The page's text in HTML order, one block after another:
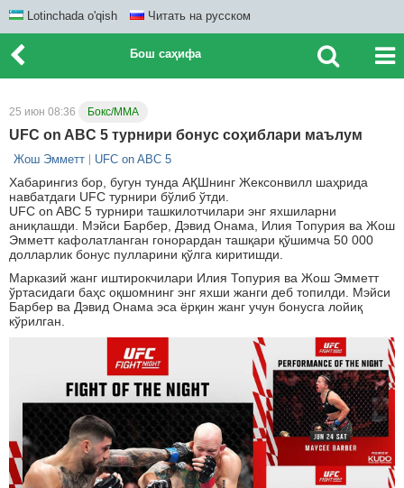
Lotinchada o'qish Читать на русском
Бош саҳифа
25 июн 08:36 Бокс/ММА
UFC on ABC 5 турнири бонус соҳиблари маълум
Жош Эмметт UFC on ABC 5
Хабарингиз бор, бугун тунда АҚШнинг Жексонвилл шаҳрида
навбатдаги UFC турнири бўлиб ўтди.
UFC on ABC 5 турнири ташкилотчилари энг яхшиларни
аниқлашди. Мэйси Барбер, Дэвид Онама, Илия Топурия ва Жош
Эмметт кафолатланган гонорардан ташқари қўшимча 50 000
долларлик бонус пулларини қўлга киритишди.
Марказий жанг иштирокчилари Илия Топурия ва Жош Эмметт
ўртасидаги баҳс оқшомнинг энг яхши жанги деб топилди. Мэйси
Барбер ва Дэвид Онама эса ёрқин жанг учун бонусга лойиқ
кўрилган.